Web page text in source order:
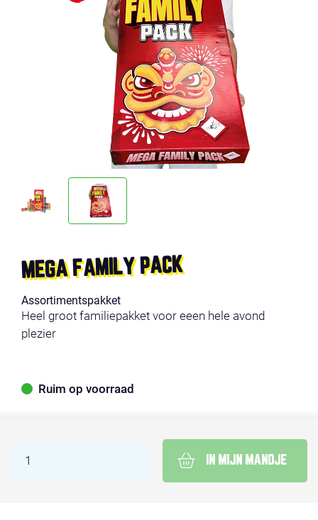
MEGA FAMILY PACK
Assortimentspakket
Heel groot familiepakket voor eeen hele avond
plezier
Ruim op voorraad
IN MIJN MANDJE